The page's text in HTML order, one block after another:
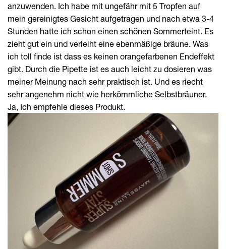
anzuwenden. Ich habe mit ungefähr mit 5 Tropfen auf
mein gereinigtes Gesicht aufgetragen und nach etwa 3-4
Stunden hatte ich schon einen schönen Sommerteint. Es
zieht gut ein und verleiht eine ebenmäßige bräune. Was
ich toll finde ist dass es keinen orangefarbenen Endeffekt
gibt. Durch die Pipette ist es auch leicht zu dosieren was
meiner Meinung nach sehr praktisch ist. Und es riecht
sehr angenehm nicht wie herkömmliche Selbstbräuner.
Ja, Ich empfehle dieses Produkt.